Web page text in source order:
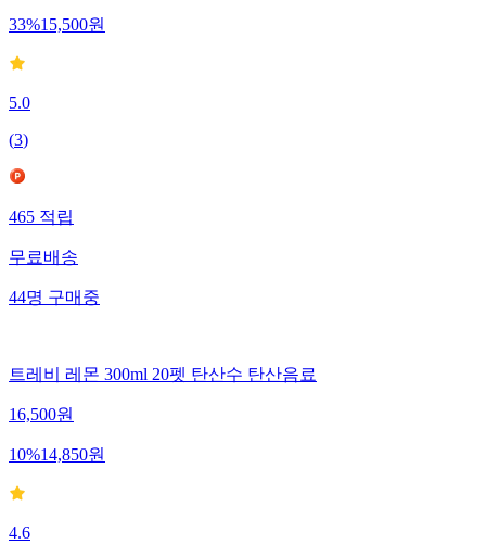
33%15,500원
5.0
(3)
465 적립
무료배송
44명 구매중
트레비 레몬 300ml 20펫 탄산수 탄산음료
16,500원
10%14,850원
4.6